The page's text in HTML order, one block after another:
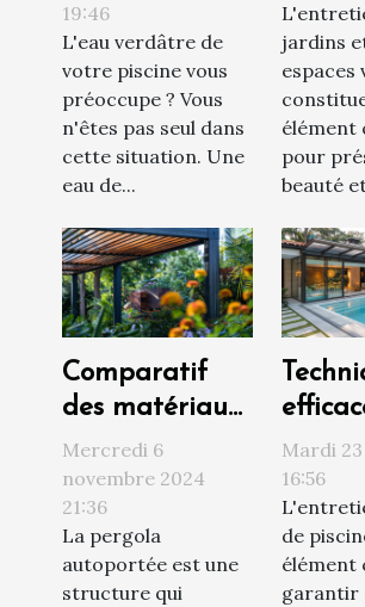
piscine verte
en claire
naturellement
19:46
L'eau verdâtre de
votre piscine vous
préoccupe ? Vous
n'êtes pas seul dans
cette situation. Une
eau de...
jardins
espaces
élément
pour
beauté
Comparatif
des matériaux
pour pergolas
autoportées :
bois, acier ou
aluminium
Mercredi 6
novembre 2024
21:36
La pergola
autoportée est une
structure qui
le
abris
piscine
Mardi
16:56
de
élément
garantir